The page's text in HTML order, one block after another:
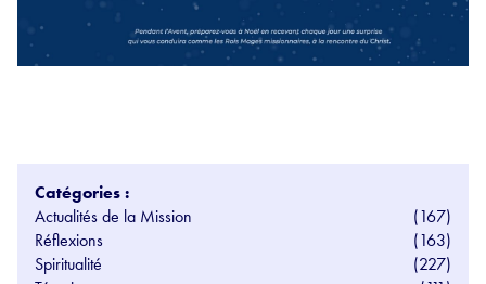
Catégories :
Actualités de la Mission
(167)
Réflexions
(163)
Spiritualité
(227)